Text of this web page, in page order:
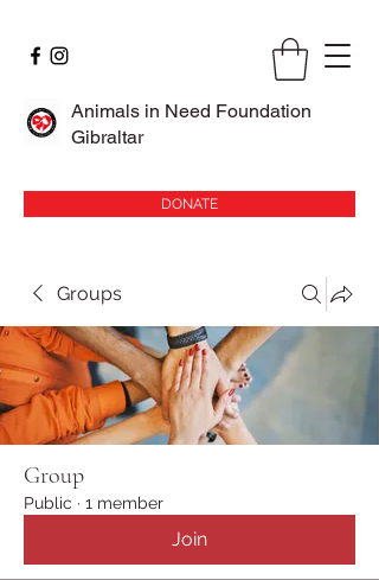
Animals in Need Foundation
Gibraltar
DONATE
Groups
Group
Public · 1 member
Join